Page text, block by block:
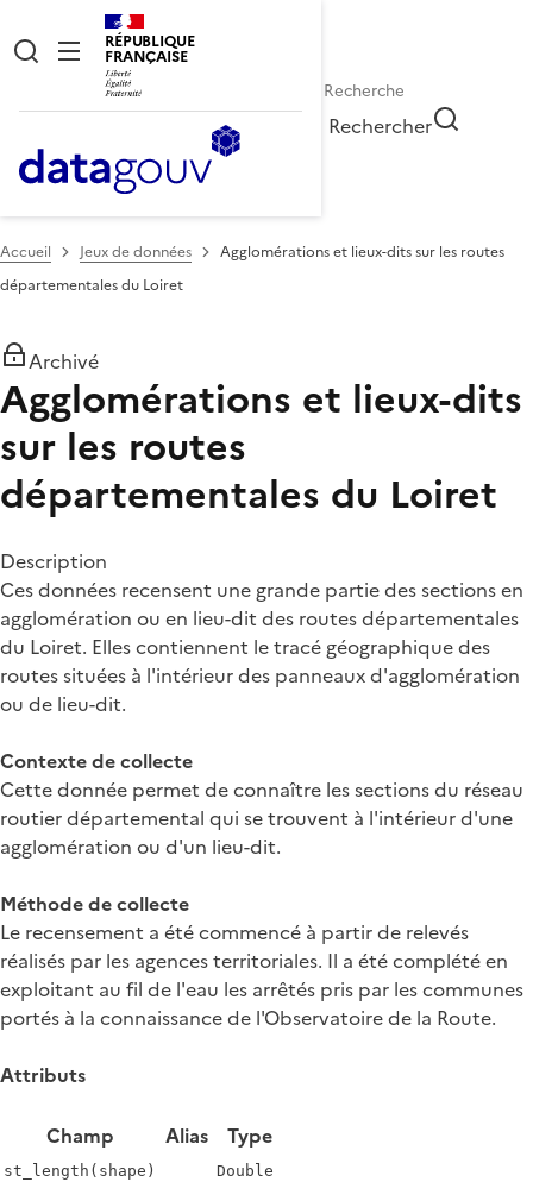
RÉPUBLIQUE
FRANÇAISE
Rechercher
Accueil Jeux de données
Agglomérations et lieux-dits sur les routes
départementales du Loiret
Archivé
Agglomérations et lieux-dits
sur les routes
départementales du Loiret
Description
Ces données recensent une grande partie des sections en
agglomération ou en lieu-dit des routes départementales
du Loiret. Elles contiennent le tracé géographique des
routes situées à l'intérieur des panneaux d'agglomération
ou de lieu-dit.
Contexte de collecte
Cette donnée permet de connaître les sections du réseau
routier départemental qui se trouvent à l'intérieur d'une
agglomération ou d'un lieu-dit.
Méthode de collecte
Le recensement a été commencé à partir de relevés
réalisés par les agences territoriales. Il a été complété en
exploitant au fil de l'eau les arrêtés pris par les communes
portés à la connaissance de l'Observatoire de la Route.
Attributs
Champ Alias Type
st_length(shape)
Double